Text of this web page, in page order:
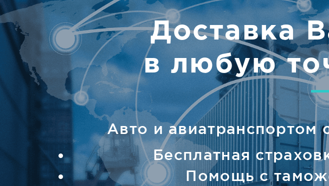
Доставка
в любую
Авто и авиатранспортом
Бесплатная
Помощь с